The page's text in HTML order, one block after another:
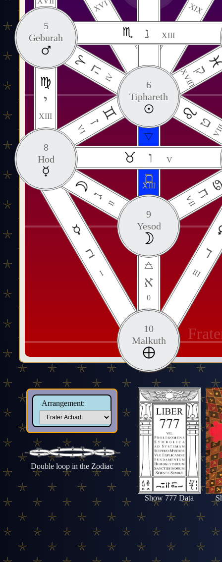
XIX
XVI
קXVIII ה
IV
נ XIII
5
Geburah
י
XIII
6
Tiphareth
ט ז
VI
ם
XIII
8
Hod
ו V
ג
II
חVII
ד
III
ב
I
9
Yesod
א
0
10
Malkuth
Arrangement:
Double loop in the Zodiac
Show 777 Data